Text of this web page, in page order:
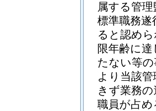
属する管
標準職務
ると認め
限年齢に
たない等
より当該
きず業務
職員が占